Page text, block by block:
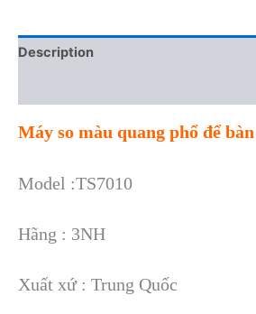
Description
Máy so màu quang phổ để bàn
Model :TS7010
Hãng : 3NH
Xuất xứ : Trung Quốc